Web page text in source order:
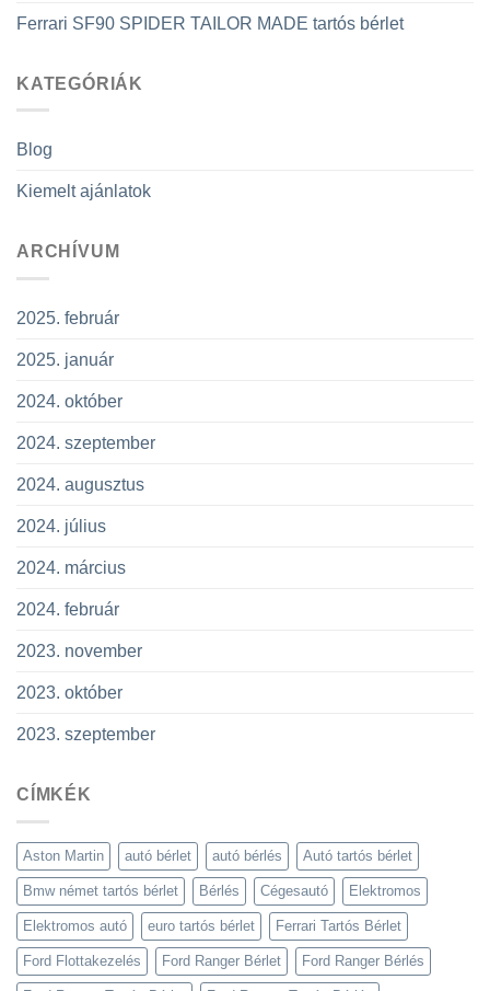
Ferrari SF90 SPIDER TAILOR MADE tartós bérlet
KATEGÓRIÁK
Blog
Kiemelt ajánlatok
ARCHÍVUM
2025. február
2025. január
2024. október
2024. szeptember
2024. augusztus
2024. július
2024. március
2024. február
2023. november
2023. október
2023. szeptember
CÍMKÉK
Aston Martin autó bérlet autó bérlés Autó tartós bérlet
Bmw német tartós bérlet Bérlés Cégesautó Elektromos
Elektromos autó euro tartós bérlet Ferrari Tartós Bérlet
Ford Flottakezelés Ford Ranger Bérlet Ford Ranger Bérlés